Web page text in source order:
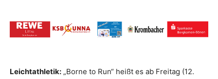
Leichtathletik: „Borne to Run“ heißt es ab Freitag (12.